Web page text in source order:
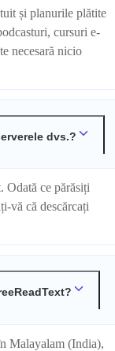
și planurile plătite
cursuri e-
necesară nicio
dvs.?
Odată ce părăsiți
vă că descărcați
Malayalam (India),